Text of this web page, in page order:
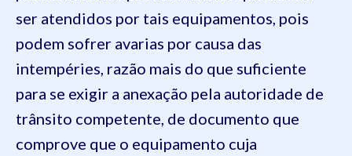
ser atendidos por tais equipamentos, pois
podem sofrer avarias por causa das
intempéries, razão mais do que suficiente
para se exigir a anexação pela autoridade de
trânsito competente, de documento que
comprove que o equipamento cuja